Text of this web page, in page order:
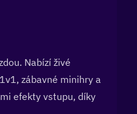
Nabízí živé
zábavné minihry a
efekty vstupu, díky